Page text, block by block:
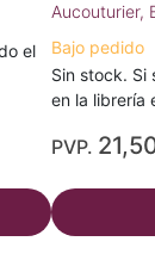
el
Aucouturier,
Bajo pedido
Sin stock. Si
en la librería
PVP.